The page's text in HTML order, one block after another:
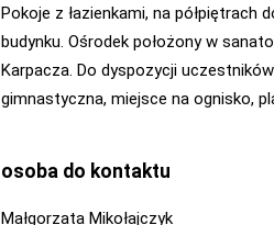
Pokoje z łazienkami, na półpiętrach
budynku. Ośrodek położony w
Karpacza. Do dyspozycji
gimnastyczna, miejsce na ognisko,
osoba do kontaktu
Małgorzata Mikołajczyk